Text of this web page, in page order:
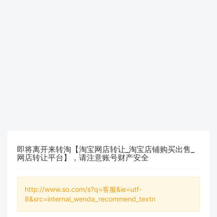
即将离开来转淘【淘宝网店转让_淘宝店铺购买出售_
网店转让平台】，请注意账号财产安全
http://www.so.com/s?q=客服&ie=utf-
8&src=internal_wenda_recommend_textn